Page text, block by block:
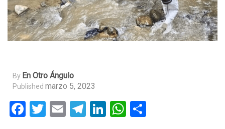
By En Otro Ángulo
Published marzo 5, 2023
Facebook
Twitter
EmailTelegram
LinkedIn
WhatsApp